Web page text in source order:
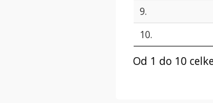
9.
10.
Od 1 do 10